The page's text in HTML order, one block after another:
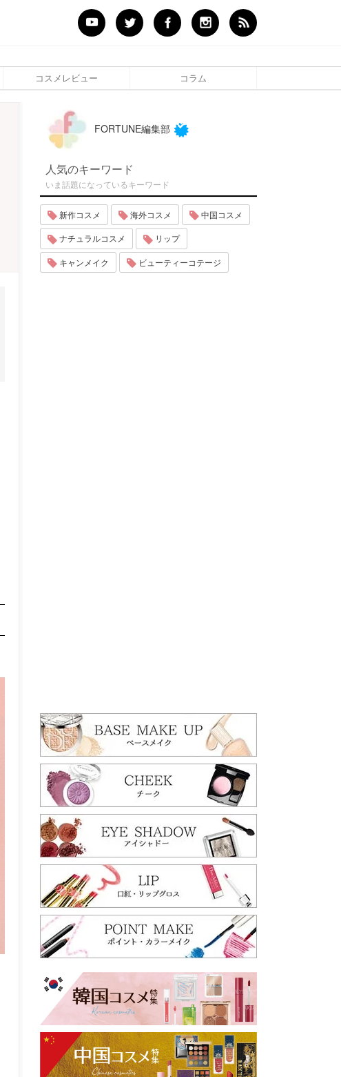
コスメレビュー コラム
FORTUNE編集部
人気のキーワード
いま話題になっているキーワード
新作コスメ 海外コスメ 中国コスメ
ナチュラルコスメ リップ
キャンメイク ビューティーコテージ